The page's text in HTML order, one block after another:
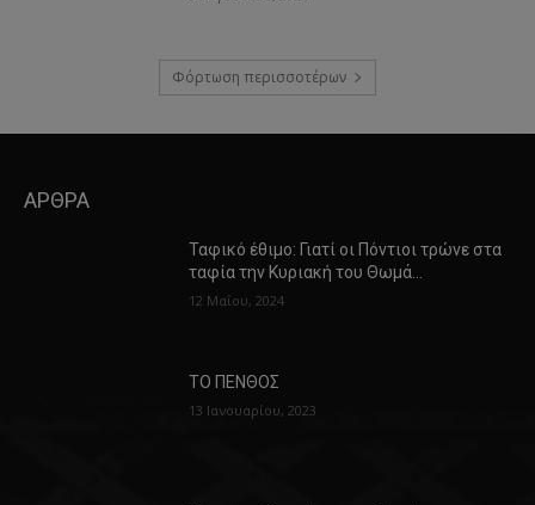
Φόρτωση περισσοτέρων
ΑΡΘΡΑ
Ταφικό έθιμο: Γιατί οι Πόντιοι τρώνε στα
ταφία την Κυριακή του Θωμά…
12 Μαΐου, 2024
ΤΟ ΠΕΝΘΟΣ
13 Ιανουαρίου, 2023